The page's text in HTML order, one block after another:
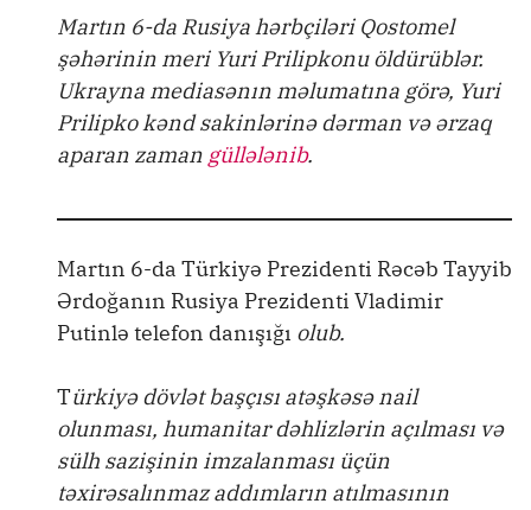
Martın 6-da Rusiya hərbçiləri Qostomel
şəhərinin meri Yuri Prilipkonu öldürüblər.
Ukrayna mediasənın məlumatına görə, Yuri
Prilipko kənd sakinlərinə dərman və ərzaq
aparan zaman güllələnib.
Martın 6-da Türkiyə Prezidenti Rəcəb Tayyib
Ərdoğanın Rusiya Prezidenti Vladimir
Putinlə telefon danışığı olub.
Türkiyə dövlət başçısı atəşkəsə nail
olunması, humanitar dəhlizlərin açılması və
sülh sazişinin imzalanması üçün
təxirəsalınmaz addımların atılmasının